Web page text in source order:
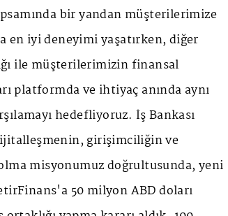
bir yandan müşterilerimize
en iyi deneyimi yaşatırken, diğer
ile müşterilerimizin finansal
platformda ve ihtiyaç anında aynı
hedefliyoruz. İş Bankası
girişimciliğin ve
misyonumuz doğrultusunda, yeni
50 milyon ABD doları